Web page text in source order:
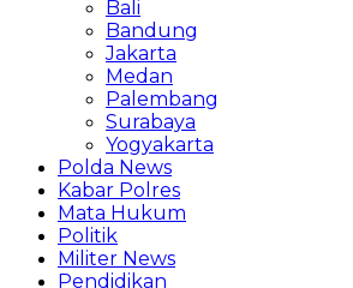
Bali
Bandung
Jakarta
Medan
Palembang
Surabaya
Yogyakarta
Polda News
Kabar Polres
Mata Hukum
Politik
Militer News
Pendidikan